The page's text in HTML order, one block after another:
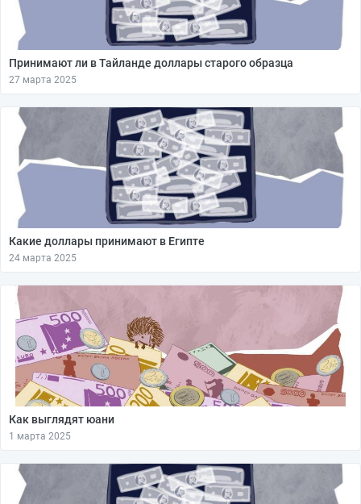
Принимают ли в Тайланде доллары старого образца
27 марта 2025
Какие доллары принимают в Египте
24 марта 2025
Как выглядят юани
1 марта 2025